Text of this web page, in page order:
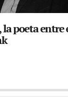
la poeta entre